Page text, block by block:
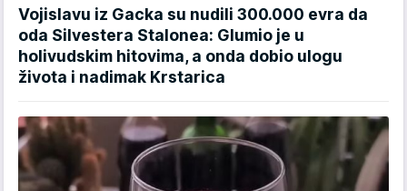
Vojislavu iz Gacka su nudili 300.000 evra da
oda Silvestera Stalonea: Glumio je u
holivudskim hitovima, a onda dobio ulogu
života i nadimak Krstarica